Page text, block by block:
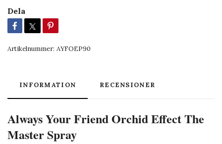
Dela
Artikelnummer: AYFOEP90
INFORMATION RECENSIONER
Always Your Friend Orchid Effect The
Master Spray